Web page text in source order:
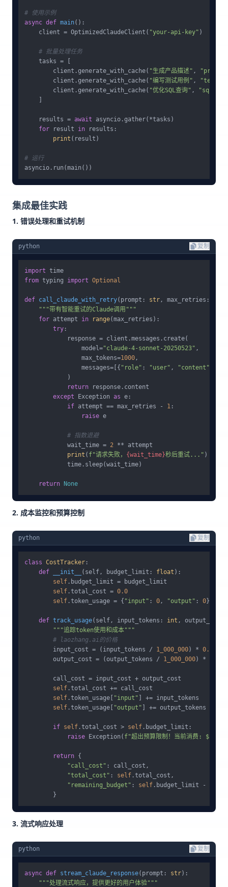
# 使用示例
async def main():
    client = OptimizedClaudeClient(
"your-api-key" )
# 批量处理任务
    tasks = [
        client.generate_with_cache(
"生成产品描述" ,
        client.generate_with_cache(
"编写测试用例" ,
"test-
        client.generate_with_cache(
"优化SQL查询" ,
"sql-
    ]
    results =
await asyncio.gather(*tasks)
for result in results:
print (result)
# 运行
集成最佳实践
1. 错误处理和重试机制
python 复制
import
from typing import Optional
def call_claude_with_retry( prompt: str , max_retries:
"""带有智能重试的Claude调用"""
for attempt in range(max_retries):
try :
            response = client.messages.create(
                model=
"claude-4-sonnet-20250523" ,
                max_tokens=
1000 ,
                messages=[{
"role" : "user" , "content"
            )
return response.content
except Exception as e:
if attempt == max_retries - 1 :
raise e
# 指数退避
            wait_time =
2 ** attempt
print ( f"请求失败， {wait_time}秒后重试..." )
            time.sleep(wait_time)
return None
2. 成本监控和预算控制
python 复制
class CostTracker :
def
__init__ ( self, budget_limit: float ):
self .budget_limit = budget_limit
self .total_cost = 0.0
self .token_usage = { "input" : 0 , "output" : 0}
def track_usage( self, input_tokens: int ,
"""追踪token使用和成本"""
# laozhang.ai的价格
        input_cost = (input_tokens /
1_000_000) * 0.9
        output_cost = (output_tokens /
1_000_000) *
        call_cost = input_cost + output_cost
self .total_cost += call_cost
self .token_usage[ "input" ] += input_tokens
self .token_usage[ "output" ] += output_tokens
if self .total_cost > self .budget_limit:
raise Exception( f"超出预算限制！当前消费: $
return {
"call_cost" : call_cost,
"total_cost" : self .total_cost,
"remaining_budget" : self .budget_limit -
3. 流式响应处理
python 复制
async def stream_claude_response( prompt: str):
"""处理流式响应，提供更好的用户体验"""